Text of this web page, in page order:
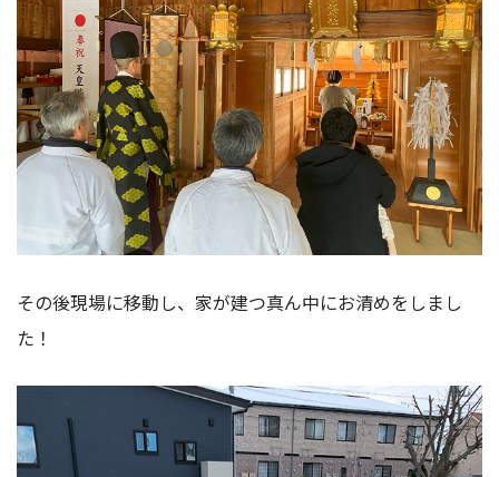
その後現場に移動し、家が建つ真ん中にお清めをしまし
た！